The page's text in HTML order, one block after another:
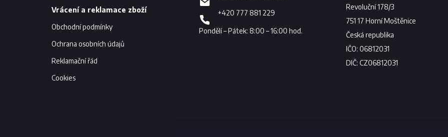
Vrácení a reklamace zboží
Obchodní podmínky
Ochrana osobních údajů
Reklamační řád
Cookies
+420 777 881 229